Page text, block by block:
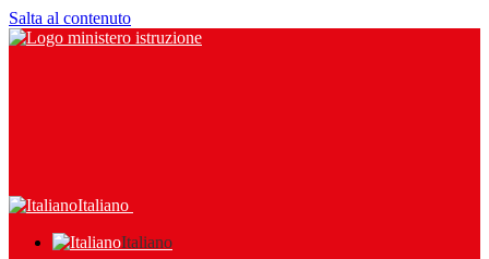
Salta al contenuto
Italiano
Italiano